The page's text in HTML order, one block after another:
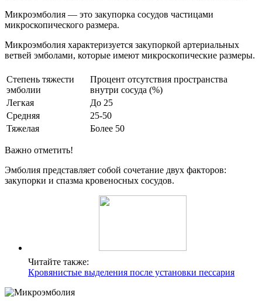
Микроэмболия — это закупорка сосудов частицами
микроскопического размера.
Микроэмболия характеризуется закупоркой артериальных
ветвей эмболами, которые имеют микроскопические размеры.
Степень тяжести
эмболии
Процент отсутствия пространства
внутри сосуда (%)
Легкая
До 25
Средняя
25-50
Тяжелая
Более 50
Важно отметить!
Эмболия представляет собой сочетание двух факторов:
закупорки и спазма кровеносных сосудов.
Читайте также:
Кровянистые выделения после установки пессария